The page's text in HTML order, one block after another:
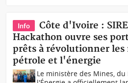
Info
Côte d'Ivoire :
Hackathon ouvre ses
prêts à révolutionner les
pétrole et l'énergie
Le ministère des Mines, du